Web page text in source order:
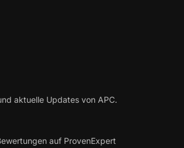
aktuelle Updates von APC.
auf ProvenExpert